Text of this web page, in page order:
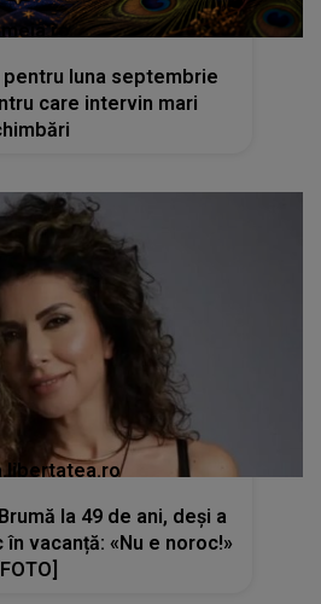
luna septembrie
care intervin mari
la 49 de ani, deși a
vacanță: «Nu e noroc!»